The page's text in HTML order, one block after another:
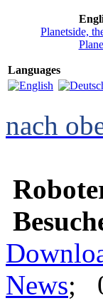
Planetside,
Languages
nach
News;